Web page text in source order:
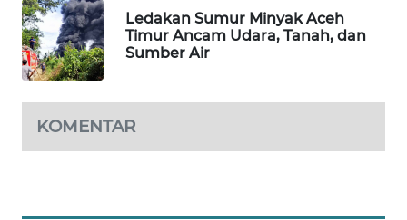
Ledakan Sumur Minyak Aceh
Timur Ancam Udara, Tanah, dan
Sumber Air
KOMENTAR
NEWS
METRO
SIANTAR